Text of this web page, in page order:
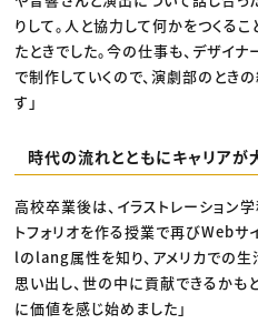
りして。人と協力して何かをつくる
たときでした。今の仕事も、デザイナ
で制作していくので、演劇部のとき
す」
時代の流れとともにキャリアが
高校卒業後は、イラストレーション
トフォリオを作る授業で再びWebサ
lのlang属性を知り、アメリカでの
思い出し、世の中に貢献できるかも
に価値を感じ始めました」